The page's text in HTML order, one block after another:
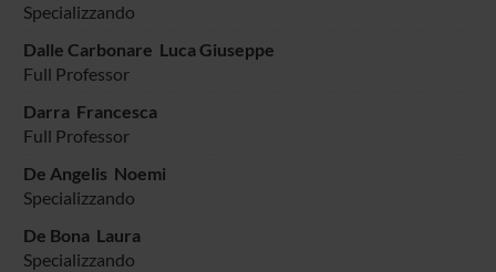
Specializzando
Dalle Carbonare Luca Giuseppe
Full Professor
Darra Francesca
Full Professor
De Angelis Noemi
Specializzando
De Bona Laura
Specializzando